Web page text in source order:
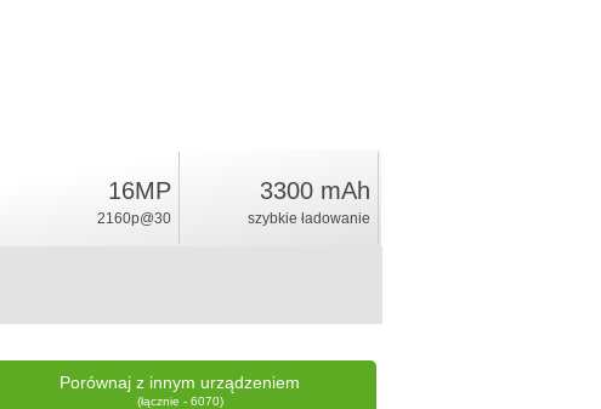
16MP
2160p@30
3300 mAh
szybkie ładowanie
Porównaj z innym urządzeniem
(łącznie - 6070)